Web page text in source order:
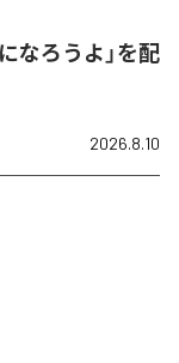
なろうよ」を配
2026.8.10